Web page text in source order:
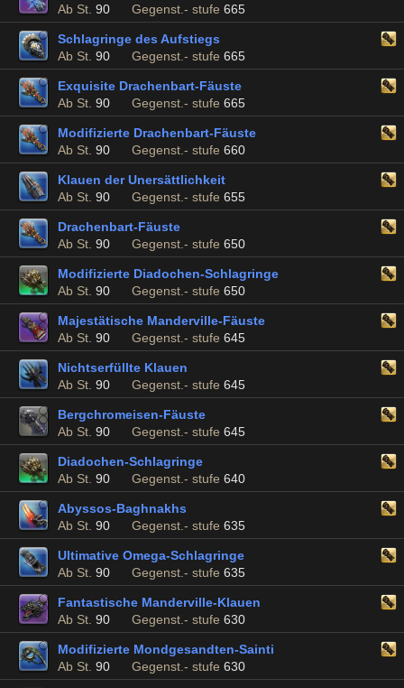
Ab St. 90 Gegenst.- stufe 665
Schlagringe des Aufstiegs
Ab St. 90 Gegenst.- stufe 665
Exquisite Drachenbart-Fäuste
Ab St. 90 Gegenst.- stufe 665
Modifizierte Drachenbart-Fäuste
Ab St. 90 Gegenst.- stufe 660
Klauen der Unersättlichkeit
Ab St. 90 Gegenst.- stufe 655
Drachenbart-Fäuste
Ab St. 90 Gegenst.- stufe 650
Modifizierte Diadochen-Schlagringe
Ab St. 90 Gegenst.- stufe 650
Majestätische Manderville-Fäuste
Ab St. 90 Gegenst.- stufe 645
Nichtserfüllte Klauen
Ab St. 90 Gegenst.- stufe 645
Bergchromeisen-Fäuste
Ab St. 90 Gegenst.- stufe 645
Diadochen-Schlagringe
Ab St. 90 Gegenst.- stufe 640
Abyssos-Baghnakhs
Ab St. 90 Gegenst.- stufe 635
Ultimative Omega-Schlagringe
Ab St. 90 Gegenst.- stufe 635
Fantastische Manderville-Klauen
Ab St. 90 Gegenst.- stufe 630
Modifizierte Mondgesandten-Sainti
Ab St. 90 Gegenst.- stufe 630